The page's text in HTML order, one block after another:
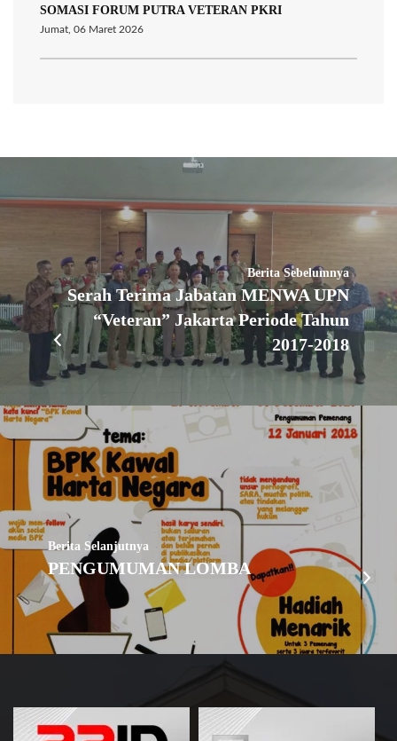
SOMASI FORUM PUTRA VETERAN PKRI
Jumat, 06 Maret 2026
Berita Sebelumnya
Serah Terima Jabatan MENWA UPN
“Veteran” Jakarta Periode Tahun
2017-2018
Berita Selanjutnya
PENGUMUMAN LOMBA